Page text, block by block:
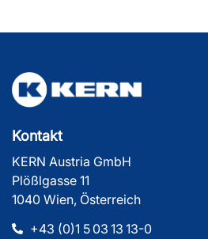
Kontakt
KERN Austria GmbH
Plößlgasse 11
1040 Wien, Österreich
+43 (0)1 5 03 13 13-0